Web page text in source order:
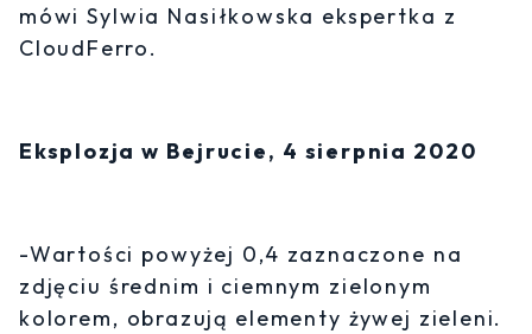
mówi Sylwia Nasiłkowska ekspertka z
CloudFerro.
Eksplozja w Bejrucie, 4 sierpnia 2020
-Wartości powyżej 0,4 zaznaczone na
zdjęciu średnim i ciemnym zielonym
kolorem, obrazują elementy żywej zieleni.